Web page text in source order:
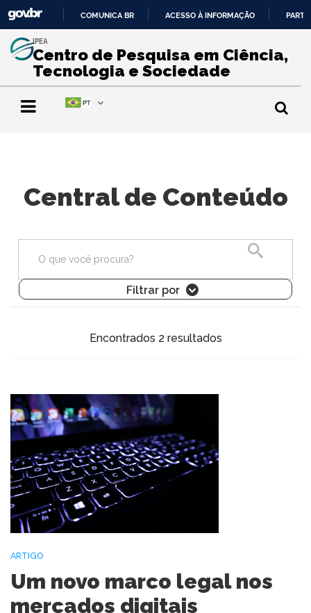
PARA
O
CONTEÚDO
COMUNICA BR ACESSO À INFORMAÇÃO
IPEA
Centro de Pesquisa em Ciência,
Tecnologia e Sociedade
Central de Conteúdo
Filtrar por
Encontrados 2 resultados
ARTIGO
Um novo marco legal nos
mercados digitais